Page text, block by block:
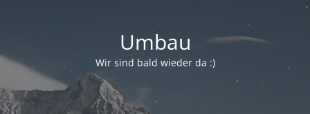
Umbau
Wir sind bald wieder da :)